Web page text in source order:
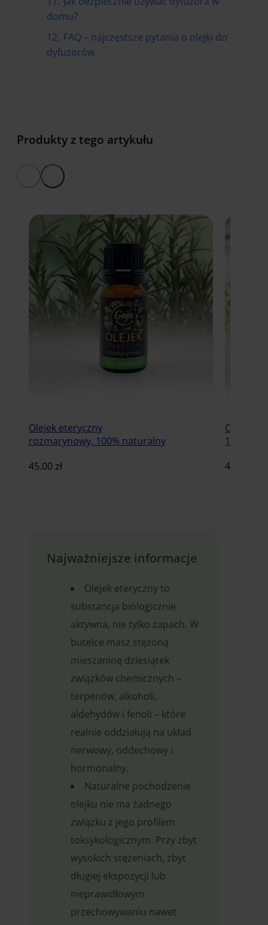
domu?
12. FAQ – najczęstsze pytania o olejki do
dyfuzorów
Produkty z tego artykułu
Olejek eteryczny
rozmarynowy, 100% naturalny
45.00 zł
Olejek
100%
45.00
Najważniejsze informacje
Olejek eteryczny to
substancja biologicznie
aktywna, nie tylko zapach. W
butelce masz stężoną
mieszaninę dziesiątek
związków chemicznych –
terpenów, alkoholi,
aldehydów i fenoli – które
realnie oddziałują na układ
nerwowy, oddechowy i
hormonalny.
Naturalne pochodzenie
olejku nie ma żadnego
związku z jego profilem
toksykologicznym. Przy zbyt
wysokich stężeniach, zbyt
długiej ekspozycji lub
nieprawidłowym
przechowywaniu nawet